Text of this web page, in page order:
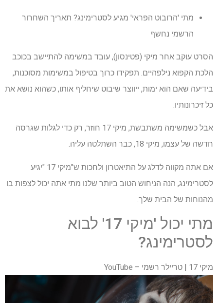
מתי 'הרובוט הפראי' מגיע לסטרימינג? תאריך השחרור
הרשמי נחשף
הסרט עוקב אחר מיקי (פטינסון), עובד במשימה להתיישב בכוכב
הלכת הקפוא נילפהיים. תפקידו כרוך בטיפול במשימות מסוכנות,
בידיעה שאם הוא ימות, ייווצר שיבוט שיחליף אותו, כשהוא נושא את
כל זיכרונותיו.
אבל כשמשימה משתבשת, מיקי 17 חוזר, רק כדי לגלות שגרסה
חדשה של עצמו, מיקי 18, כבר השתלטה עליה.
אם אתה מקווה לדלג על התיאטרון ולחכות ש"מיקי 17 "יגיע
לסטרימינג, הנה הניחוש הטוב ביותר שלנו מתי אתה יכול לצפות בו
מהנוחות של הבית שלך.
מתי יכול 'מיקי 17' לבוא
לסטרימינג?
מיקי 17 | טריילר רשמי – YouTube